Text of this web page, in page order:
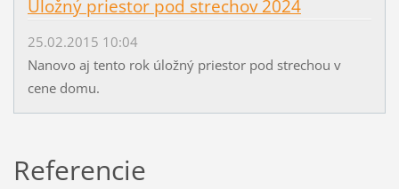
Úložný priestor pod strechov 2024
25.02.2015 10:04
Nanovo aj tento rok úložný priestor pod strechou v
cene domu.
Referencie